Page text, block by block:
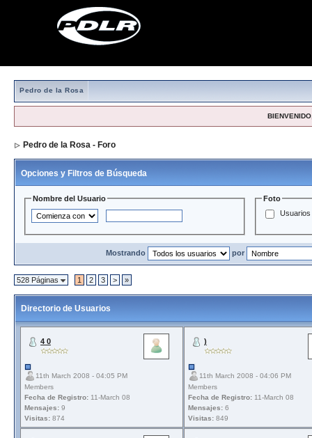
Pedro de la Rosa
Pedro de la Rosa - Foro
Opciones y Filtros de Búsqueda
Nombre del Usuario
Foto
Usuarios
Mostrando por
528 Páginas 1 2 3 > »
Directorio de Usuarios
4 0
11th March 2008 - 04:05 PM
Members
Fecha de Registro: 11-March 08
Mensajes: 9
Visitas: 874
)
11th March 2008 - 04:06 PM
Members
Fecha de Registro: 11-March 08
Mensajes: 6
Visitas: 849